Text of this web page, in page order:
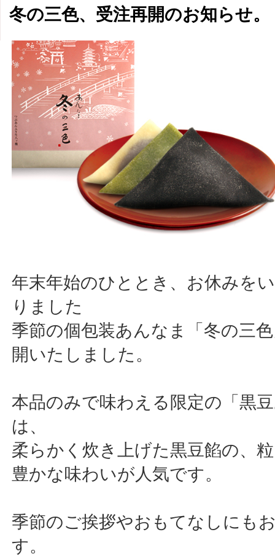
冬の三色、受注再開のお知らせ。
年末年始のひととき、お休みを
りました
季節の個包装あんなま「冬の三
開いたしました。
本品のみで味わえる限定の「黒
は、
柔らかく炊き上げた黒豆餡の、
豊かな味わいが人気です。
季節のご挨拶やおもてなしにも
す。